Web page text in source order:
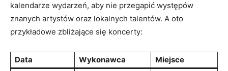
kalendarze wydarzeń, aby nie przegapić występów
znanych artystów oraz lokalnych talentów. A oto
przykładowe zbliżające się koncerty:
Data Wykonawca
Miejsce